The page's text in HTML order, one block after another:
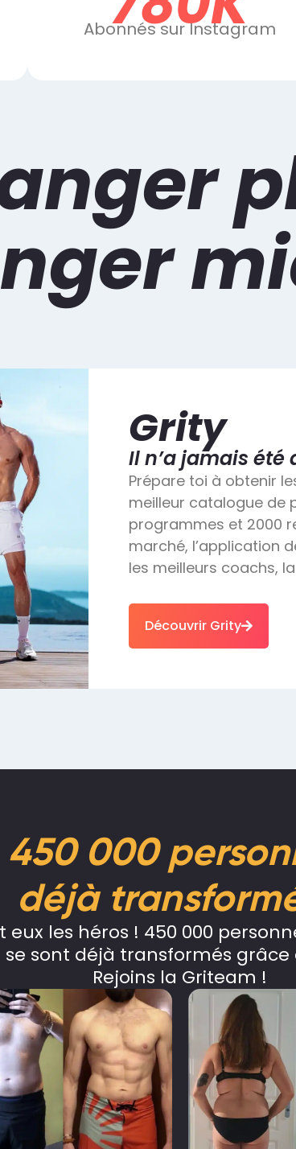
Abonnés sur Instagram
Grity
Il n’a jamais
Prépare toi à obtenir
meilleur catalogue de
programmes et 2000
marché, l’application
les meilleurs coachs,
Découvrir Grity
450 000
déjà
eux les héros ! 450 000
sont déjà transformés
Rejoins la Griteam !